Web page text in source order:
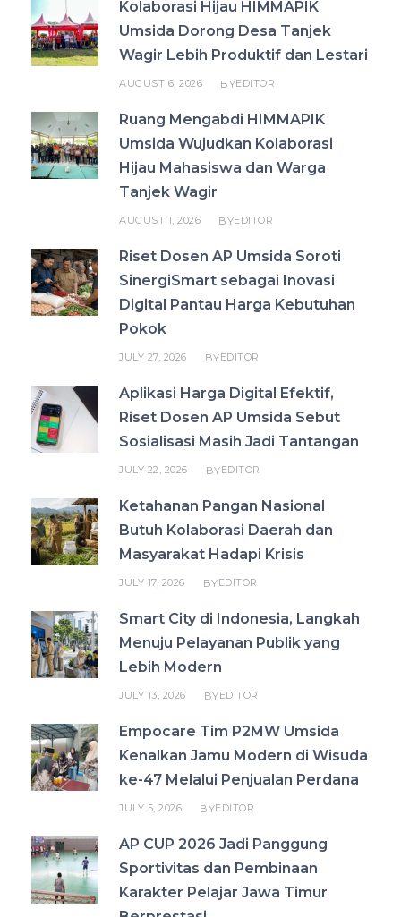
Kolaborasi Hijau HIMMAPIK
Umsida Dorong Desa Tanjek
Wagir Lebih Produktif dan Lestari
AUGUST 6, 2026 BYEDITOR
Ruang Mengabdi HIMMAPIK
Umsida Wujudkan Kolaborasi
Hijau Mahasiswa dan Warga
Tanjek Wagir
AUGUST 1, 2026 BYEDITOR
Riset Dosen AP Umsida Soroti
SinergiSmart sebagai Inovasi
Digital Pantau Harga Kebutuhan
Pokok
JULY 27, 2026 BYEDITOR
Aplikasi Harga Digital Efektif,
Riset Dosen AP Umsida Sebut
Sosialisasi Masih Jadi Tantangan
JULY 22, 2026 BYEDITOR
Ketahanan Pangan Nasional
Butuh Kolaborasi Daerah dan
Masyarakat Hadapi Krisis
JULY 17, 2026 BYEDITOR
Smart City di Indonesia, Langkah
Menuju Pelayanan Publik yang
Lebih Modern
JULY 13, 2026 BYEDITOR
Empocare Tim P2MW Umsida
Kenalkan Jamu Modern di Wisuda
ke-47 Melalui Penjualan Perdana
JULY 5, 2026 BYEDITOR
AP CUP 2026 Jadi Panggung
Sportivitas dan Pembinaan
Karakter Pelajar Jawa Timur